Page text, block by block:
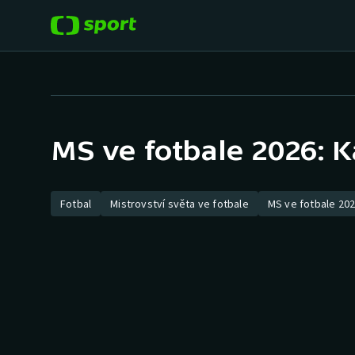
Hokej
Tenis
Baseball a softbal
Basketbal
MS ve fotbale 2026:
Fotbal Mistrovství světa ve fotbale MS ve fotbale